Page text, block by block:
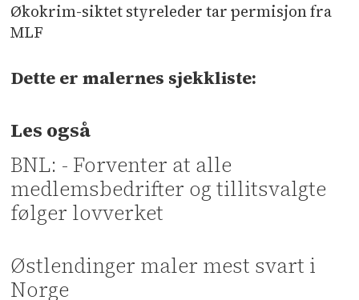
Økokrim-siktet styreleder tar permisjon fra
MLF
Dette er malernes sjekkliste:
Les også
BNL: - Forventer at alle
medlemsbedrifter og tillitsvalgte
følger lovverket
Østlendinger maler mest svart i
Norge